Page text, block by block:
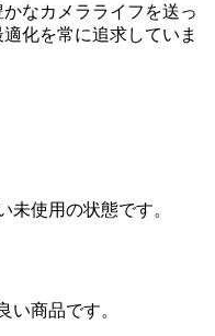
なカメラライフを送っ
化を常に追求していま
未使用の状態です。
い商品です。